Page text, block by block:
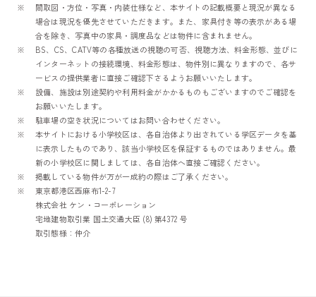
間取図・方位・写真・内装仕様など、本サイトの記載概要と現況が異なる
場合は現況を優先させていただきます。また、家具付き等の表示がある場
合を除き、写真中の家具・調度品などは物件に含まれません。
BS、CS、CATV等の各種放送の視聴の可否、視聴方法、料金形態、並びに
インターネットの接続環境、料金形態は、物件別に異なりますので、各サ
ービスの提供業者に直接ご確認下さるようお願いいたします。
設備、施設は別途契約や利用料金がかかるものもございますのでご確認を
お願いいたします。
駐車場の空き状況についてはお問い合わせください。
本サイトにおける小学校区は、各自治体より出されている学区データを基
に表示したものであり、該当小学校区を保証するものではありません。最
新の小学校区に関しましては、各自治体へ直接ご確認ください。
掲載している物件が万が一成約の際はご了承ください。
東京都港区西麻布1-2-7
株式会社 ケン・コーポレーション
宅地建物取引業 国土交通大臣 (8) 第4372 号
取引態様：仲介